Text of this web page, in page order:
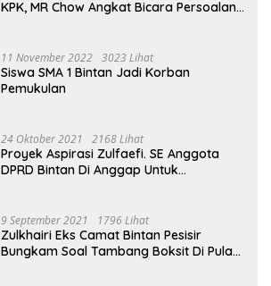
KPK, MR Chow Angkat Bicara Persoalan
11 November 2022 3023 Lihat
Siswa SMA 1 Bintan Jadi Korban
Pemukulan
24 Oktober 2021 2168 Lihat
Proyek Aspirasi Zulfaefi. SE Anggota
DPRD Bintan Di Anggap Untuk
9 September 2021 1796 Lihat
Zulkhairi Eks Camat Bintan Pesisir
Bungkam Soal Tambang Boksit Di Pulau